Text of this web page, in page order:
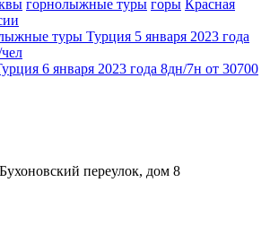
горнолыжные туры горы Красная
туры Турция 5 января 2023 года
6 января 2023 года 8дн/7н от 30700
переулок, дом 8